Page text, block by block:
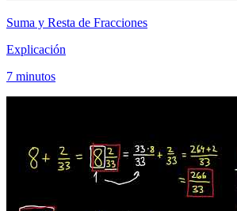
Suma y Resta de Fracciones
Explicación
7 minutos